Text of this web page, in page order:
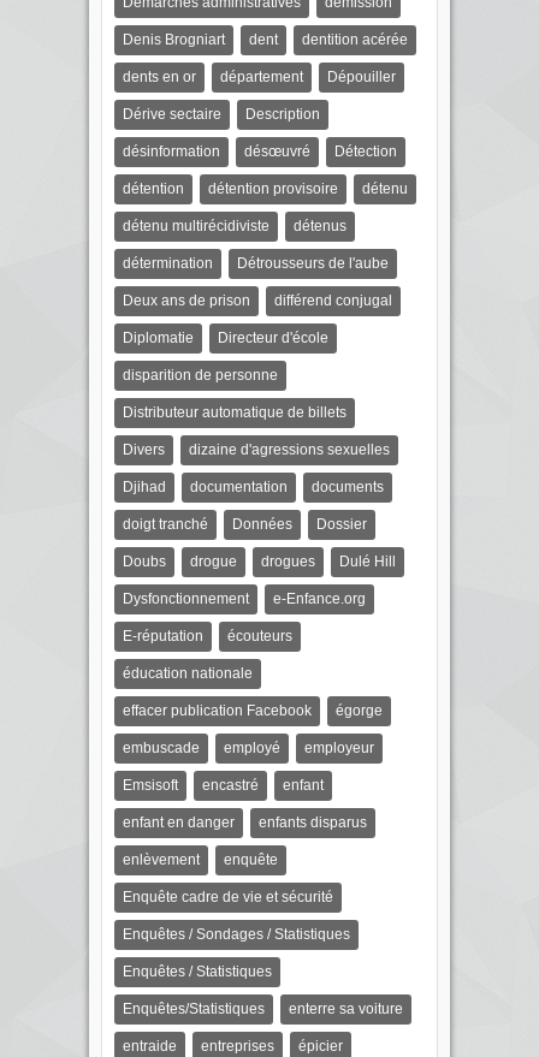
Denis Brogniart dent dentition acérée
dents en or département Dépouiller
Dérive sectaire Description
désinformation désœuvré Détection
détention détention provisoire détenu
détenu multirécidiviste détenus
détermination Détrousseurs de l'aube
Deux ans de prison différend conjugal
Diplomatie Directeur d'école
disparition de personne
Distributeur automatique de billets
Divers dizaine d'agressions sexuelles
Djihad documentation documents
doigt tranché Données Dossier
Doubs drogue drogues Dulé Hill
Dysfonctionnement e-Enfance.org
E-réputation écouteurs
éducation nationale
effacer publication Facebook égorge
embuscade employé employeur
Emsisoft encastré enfant
enfant en danger enfants disparus
enlèvement enquête
Enquête cadre de vie et sécurité
Enquêtes / Sondages / Statistiques
Enquêtes / Statistiques
Enquêtes/Statistiques enterre sa voiture
entraide entreprises épicier